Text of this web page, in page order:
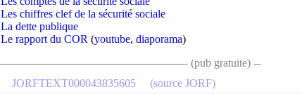
Les chiffres clef de la sécurité sociale
La dette publique
Le rapport du COR (youtube, diaporama)
(pub gratuite)
JORFTEXT000043835605 (source JORF)